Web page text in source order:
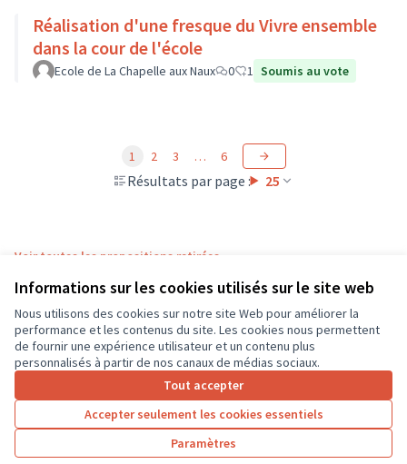
Informations sur les cookies utilisés sur le site web
Nous utilisons des cookies sur notre site Web pour améliorer la
performance et les contenus du site. Les cookies nous permettent
de fournir une expérience utilisateur et un contenu plus
personnalisés à partir de nos canaux de médias sociaux.
Tout accepter
Accepter seulement les cookies essentiels
Paramètres
Réalisation d'une fresque du Vivre ensemble
dans la cour de l'école
Ecole de La Chapelle aux Naux 0 1 Soumis au vote
Résultats par page : 25
1 2 3 … 6
Voir toutes les propositions retirées
Conditions d'utilisation
Paramètres des cookies
CD37 sur X
(Lien externe)
CD37 sur Facebook
CD37 sur Instagram
CD37 sur YouTube
(Lien externe)
Site réalisé grâce aulogiciel libre Decidim .
Licence
(Lien